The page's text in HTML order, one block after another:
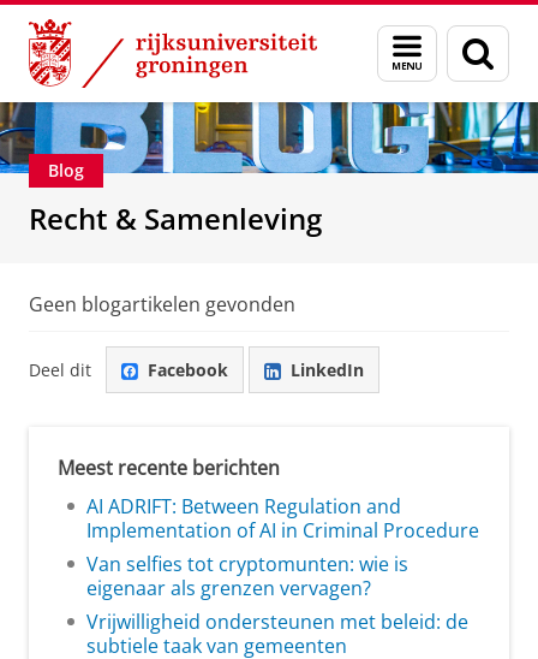
Skip
Content
Skip
Navigation
Menu
en
zoeken
Over ons Recht & Samenleving
Blog
Recht & Samenleving
Geen blogartikelen gevonden
Deel dit Facebook LinkedIn
Meest recente berichten
AI ADRIFT: Between Regulation and
Implementation of AI in Criminal Procedure
Van selfies tot cryptomunten: wie is
eigenaar als grenzen vervagen?
Vrijwilligheid ondersteunen met beleid: de
subtiele taak van gemeenten